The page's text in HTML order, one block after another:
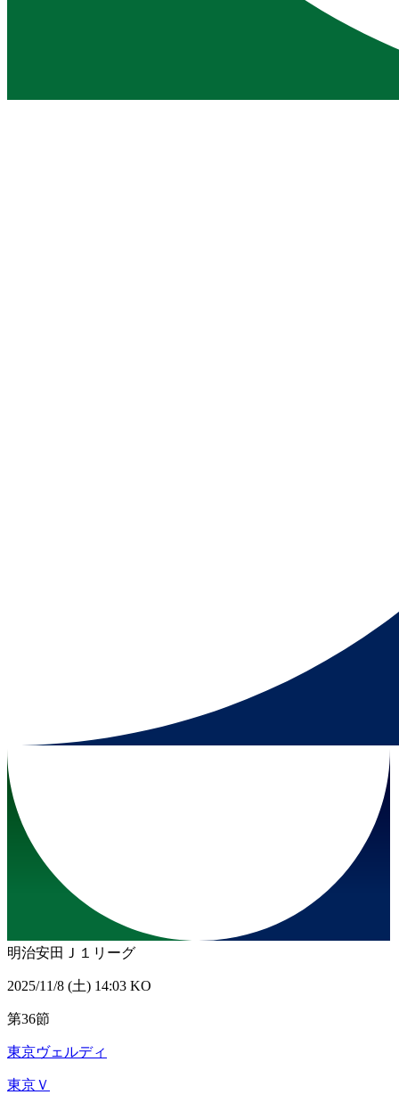
明治安田Ｊ１リーグ
2025/11/8 (土) 14:03 KO
第36節
東京ヴェルディ
東京Ｖ